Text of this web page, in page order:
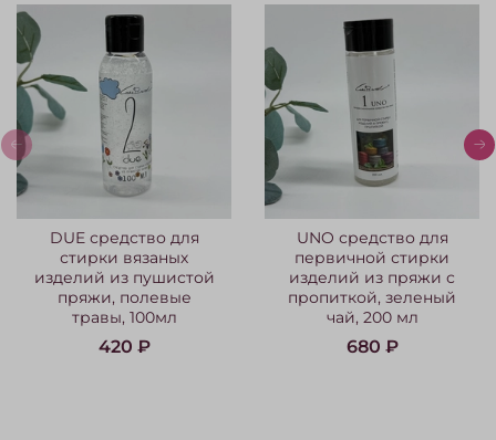
DUE средство для
стирки вязаных
изделий из пушистой
пряжи, полевые
травы, 100мл
420 ₽
UNO средство для
первичной стирки
изделий из пряжи с
пропиткой, зеленый
чай, 200 мл
680 ₽